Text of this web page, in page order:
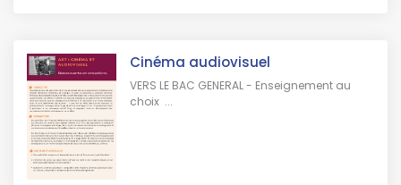
Cinéma audiovisuel
VERS LE BAC GENERAL - Enseignement au
choix ...